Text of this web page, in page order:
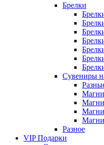
Брелки
Сувениры
Разное
VIP Подарки